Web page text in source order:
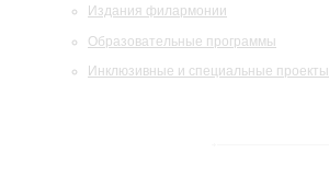
Издания филармонии
Образовательные программы
Инклюзивные и специальные проекты